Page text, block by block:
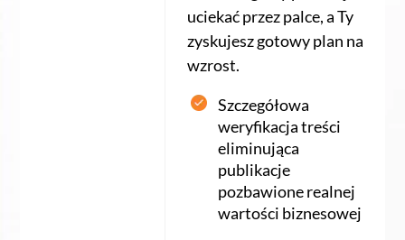
uciekać przez palce, a Ty
zyskujesz gotowy plan na
wzrost.
Szczegółowa
weryfikacja treści
eliminująca
publikacje
pozbawione realnej
wartości biznesowej